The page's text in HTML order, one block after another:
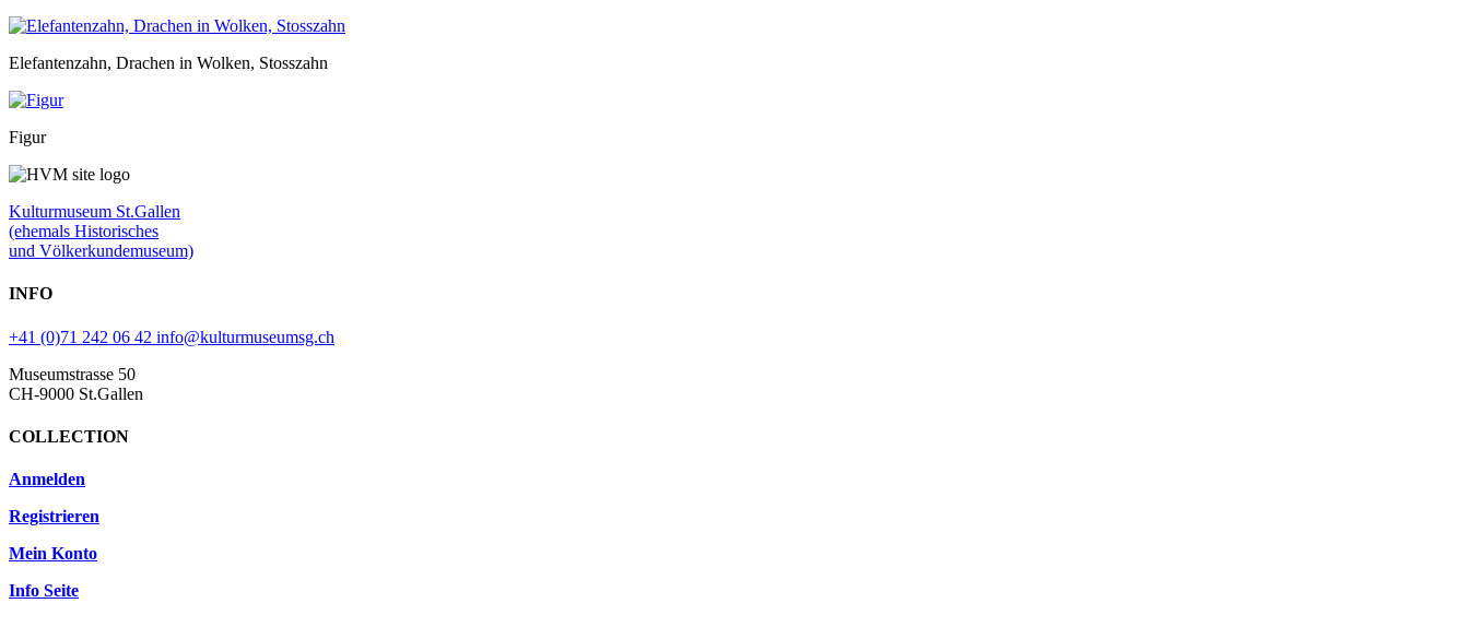
Elefantenzahn, Drachen in Wolken, Stosszahn
Figur
Kulturmuseum St.Gallen
(ehemals Historisches
und Völkerkundemuseum)
INFO
+41 (0)71 242 06 42 info@kulturmuseumsg.ch
Museumstrasse 50
CH-9000 St.Gallen
COLLECTION
Anmelden
Registrieren
Mein Konto
Info Seite